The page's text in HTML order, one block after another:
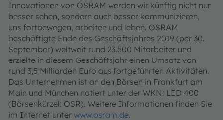
Innovationen von OSRAM werden wir künftig nicht nur
besser sehen, sondern auch besser kommunizieren,
uns fortbewegen, arbeiten und leben. OSRAM
beschäftigte Ende des Geschäftsjahres 2019 (per 30.
September) weltweit rund 23.500 Mitarbeiter und
erzielte in diesem Geschäftsjahr einen Umsatz von
rund 3,5 Milliarden Euro aus fortgeführten Aktivitäten.
Das Unternehmen ist an den Börsen in Frankfurt am
Main und München notiert unter der WKN: LED 400
(Börsenkürzel: OSR). Weitere Informationen finden Sie
im Internet unter www.osram.de.